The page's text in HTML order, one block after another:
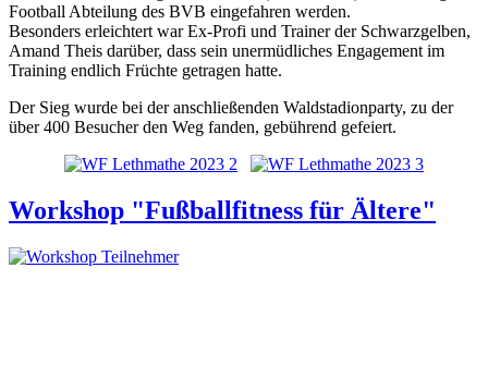
Football Abteilung des BVB eingefahren werden.
Besonders erleichtert war Ex-Profi und Trainer der Schwarzgelben,
Amand Theis darüber, dass sein unermüdliches Engagement im
Training endlich Früchte getragen hatte.
Der Sieg wurde bei der anschließenden Waldstadionparty, zu der
über 400 Besucher den Weg fanden, gebührend gefeiert.
Workshop "Fußballfitness für Ältere"